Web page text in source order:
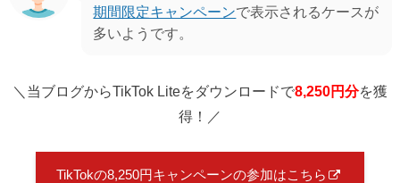
期間限定キャンペーンで表示されるケースが
多いようです。
＼当ブログからTikTok Liteをダウンロードで8,250円分を獲
得！／
TikTokの8,250円キャンペーンの参加はこちら